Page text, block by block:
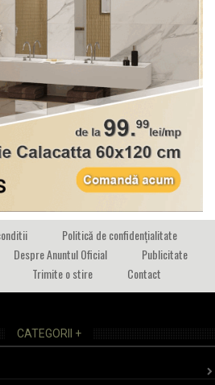
Politică de confidențialitate
Despre Anuntul Oficial
Publicitate
Trimite o stire Contact
CATEGORII +